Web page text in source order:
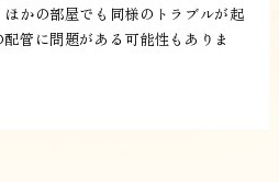
かの部屋でも同様のトラブルが起
管に問題がある可能性もありま